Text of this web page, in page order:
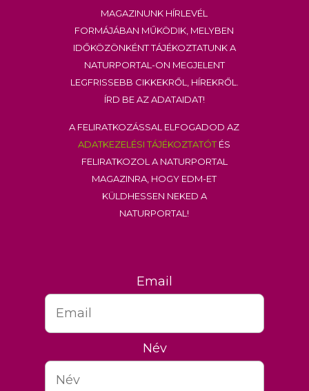
Magazinunk hírlevél
formájában működik, melyben
időközönként tájékoztatunk a
Naturportal-on megjelent
legfrissebb cikkekről, hírekről.
Írd be az adataidat!
A feliratkozással elfogadod az
adatkezelési tájékoztatótés
feliratkozol a Naturportal
Magazinra, hogy EDM-et
küldhessen neked a
Naturportal!
Email
Név